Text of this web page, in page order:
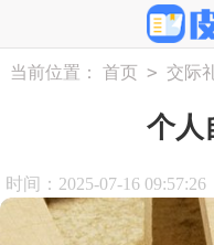
当前位置： 首页 > 交际
个人
时间：2025-07-16 09:57:26